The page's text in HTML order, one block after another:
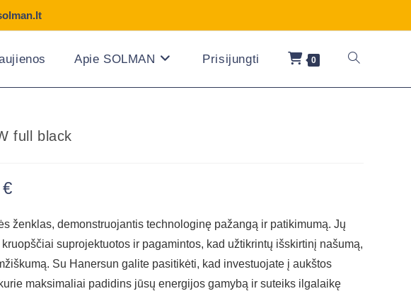
Apie SOLMAN Prisijungti 0
full black
€
ženklas, demonstruojantis technologinę pažangą ir patikimumą. Jų
suprojektuotos ir pagamintos, kad užtikrintų išskirtinį našumą,
Su Hanersun galite pasitikėti, kad investuojate į aukštos
maksimaliai padidins jūsų energijos gamybą ir suteiks ilgalaikę